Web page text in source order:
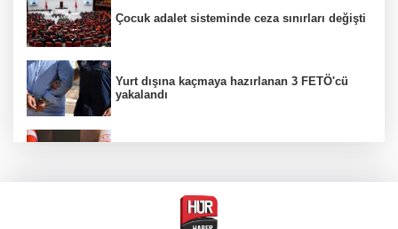
Çocuk adalet sisteminde ceza sınırları değişti
Yurt dışına kaçmaya hazırlanan 3 FETÖ'cü
yakalandı